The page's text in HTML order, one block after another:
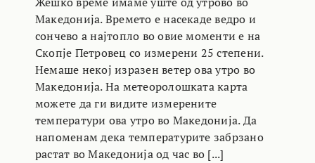
Македонија. Времето е насекаде ведро и
сончево а најтопло во овие моменти е на
Скопје Петровец со измерени 25 степени.
Немаше некој изразен ветер ова утро во
Македонија. На метеоролошката карта
можете да ги видите измерените
температури ова утро во Македонија. Да
напоменам дека температурите забрзано
растат во Македонија од час во [...]